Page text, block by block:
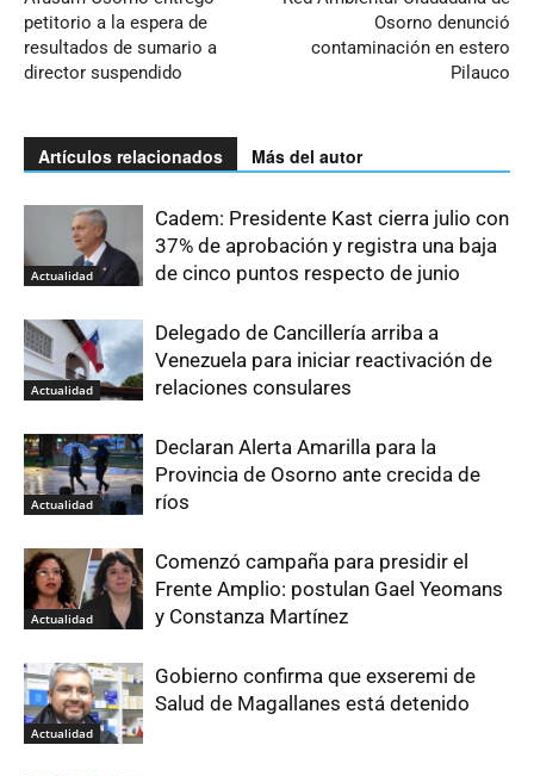
petitorio a la espera de
resultados de sumario a
director suspendido
Osorno denunció
contaminación en estero
Pilauco
Artículos relacionados Más del autor
Actualidad
Cadem: Presidente Kast cierra julio con
37% de aprobación y registra una baja
de cinco puntos respecto de junio
Actualidad
Delegado de Cancillería arriba a
Venezuela para iniciar reactivación de
relaciones consulares
Actualidad
Declaran Alerta Amarilla para la
Provincia de Osorno ante crecida de
ríos
Actualidad
Comenzó campaña para presidir el
Frente Amplio: postulan Gael Yeomans
y Constanza Martínez
Actualidad
Gobierno confirma que exseremi de
Salud de Magallanes está detenido